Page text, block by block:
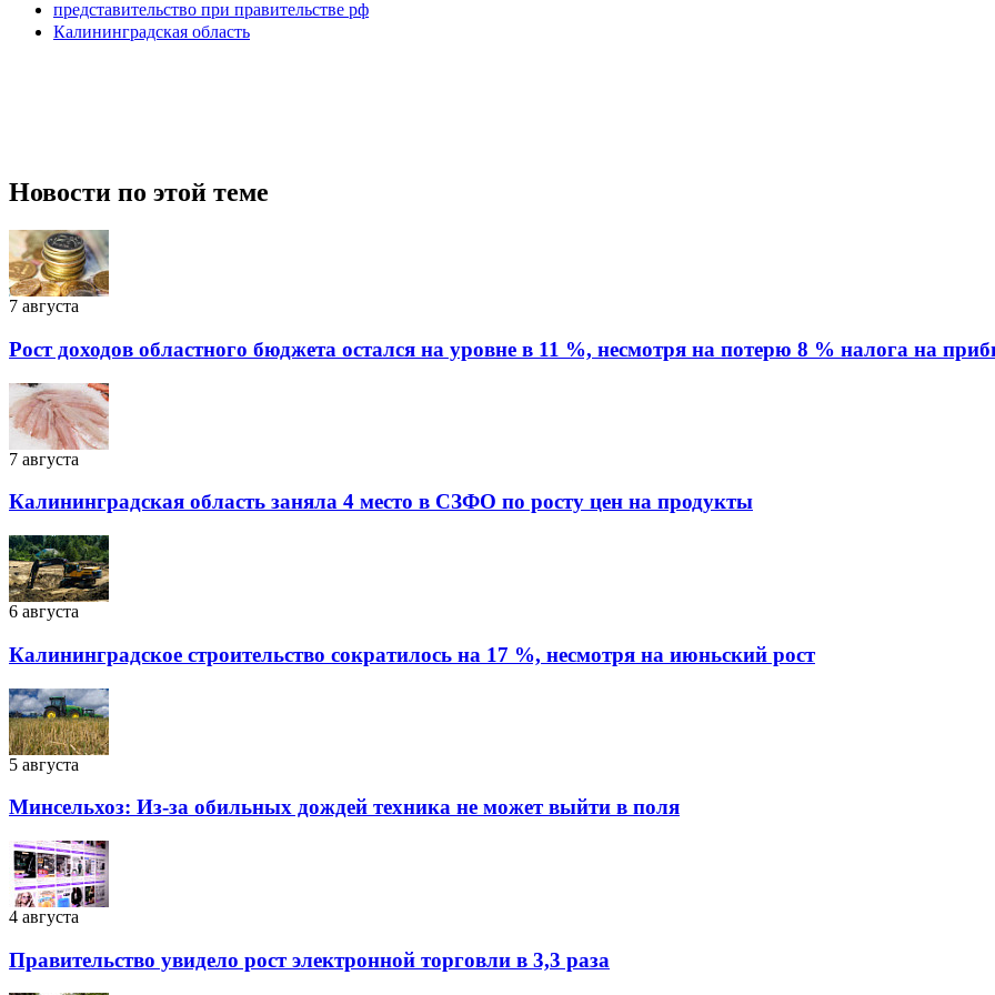
представительство при правительстве рф
Калининградская область
Новости по этой теме
7 августа
Рост доходов областного бюджета остался на уровне в 11 %, несмотря на потерю 8 % налога на
7 августа
Калининградская область заняла 4 место в СЗФО по росту цен на продукты
6 августа
Калининградское строительство сократилось на 17 %, несмотря на июньский рост
5 августа
Минсельхоз: Из-за обильных дождей техника не может выйти в поля
4 августа
Правительство увидело рост электронной торговли в 3,3 раза